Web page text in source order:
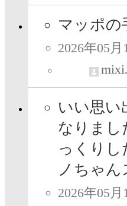
マッポの
2026年05月
いい思い
なりまし
っくりし
ノちゃん
2026年05月